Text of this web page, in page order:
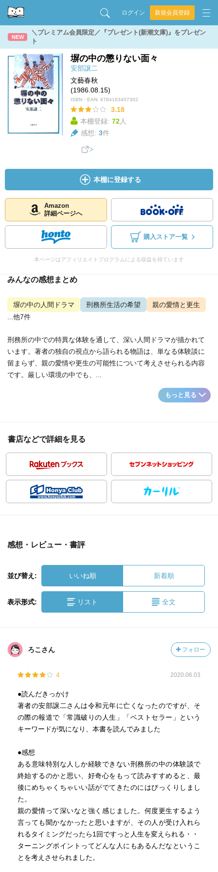
ログイン 新規会員登録
NEW
＼プレミアム会員限定／『プレゼント(新潮文庫)』をプレゼン
ト
塀の中の懲りない面々
安部譲二
文藝春秋
(1986.08.15)
ISBN・EAN: 9784163407302
3.18
本棚登録: 72人
感想: 3件
本棚に登録する
Amazon
詳細ページへ
購入ストア一覧
本ページはアフィリエイトプログラムによる収益を得ています
みんなの感想まとめ
塀の中の人間ドラマ 刑務所生活の希望
親の愛情と更生
...他7件
刑務所の中での特異な体験を通して、深い人間ドラマが描かれて
います。著者の独自の視点から語られる物語は、単なる体験談に
留まらず、親の愛情や更生の可能性について考えさせられる内容
です。厳しい環境の中でも、...
もっと見る
書店などで詳細を見る
感想・レビュー・書評
並び替え: いいね順 新着順
表示形式: リスト 全文
ろこさん フォロー
4 2020.06.03
●読んだきっかけ
著者の安部譲二さんは令和元年に亡くなったのですが、そ
の際の報道で「常識破りの人生」「ベストセラー」という
キーワードが気になり、本書を読んでみました
●感想
ある意味特別な人しか経験できない刑務所の中の体験談で
終始するのかと思い、好奇心をもって読みすすめると、最
後にめちゃくちゃいい話がでてきたのにはびっくりしまし
た。
親の愛情って深いなと強く感じました。何度更生するよう
言っても聞かなかったと思いますが、その人が受け入れら
れるタイミングだったら1回ですっと人生を変えられる・・
ターニングポイントってどんな人にもあるんだなというこ
とを考えさせられました。